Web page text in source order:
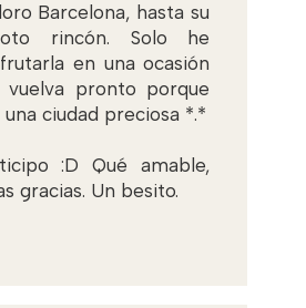
Barcelona, hasta su
rincón. Solo he
en una ocasión
vuelva pronto porque
ciudad preciosa *.*
:D Qué amable,
gracias. Un besito.